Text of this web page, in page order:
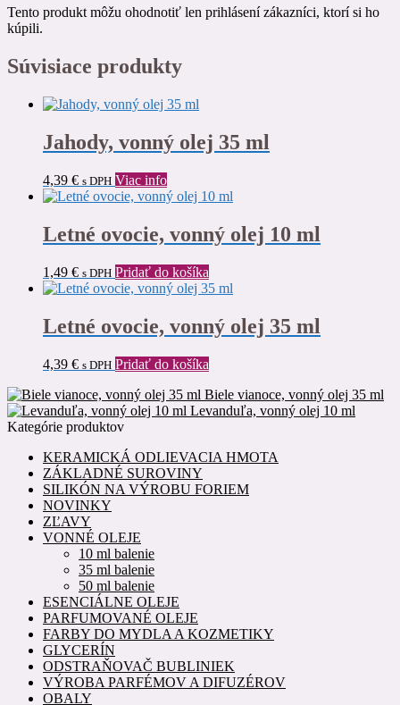
Tento produkt môžu ohodnotiť len prihlásení zákazníci, ktorí si ho
kúpili.
Súvisiace produkty
Jahody, vonný olej 35 ml
4,39 € s DPH Viac info
Letné ovocie, vonný olej 10 ml
1,49 € s DPH Pridať do košíka
Letné ovocie, vonný olej 35 ml
4,39 € s DPH Pridať do košíka
Biele vianoce, vonný olej 35 ml
Levanduľa, vonný olej 10 ml
Kategórie produktov
KERAMICKÁ ODLIEVACIA HMOTA
ZÁKLADNÉ SUROVINY
SILIKÓN NA VÝROBU FORIEM
NOVINKY
ZĽAVY
VONNÉ OLEJE
10 ml balenie
35 ml balenie
50 ml balenie
ESENCIÁLNE OLEJE
PARFUMOVANÉ OLEJE
FARBY DO MYDLA A KOZMETIKY
GLYCERÍN
ODSTRAŇOVAČ BUBLINIEK
VÝROBA PARFÉMOV A DIFUZÉROV
OBALY